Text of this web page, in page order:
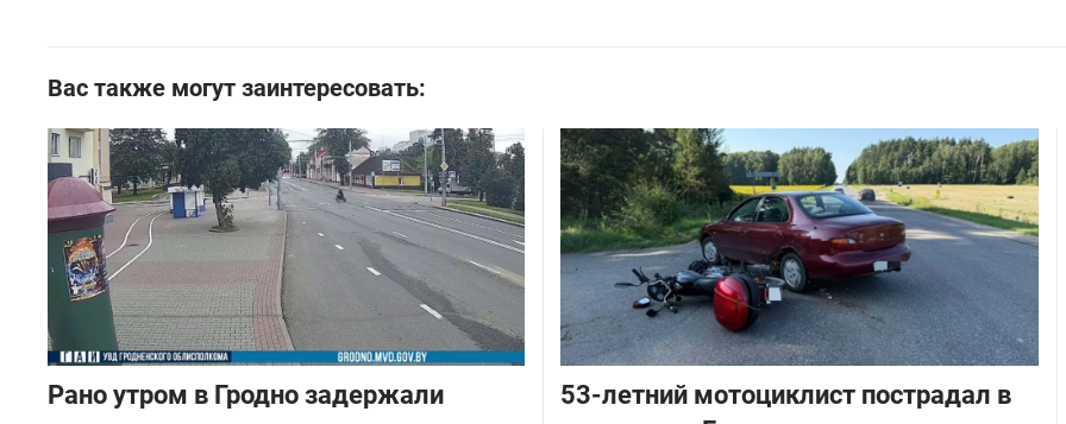
Вас также могут заинтересовать:
Рано утром в Гродно задержали
53-летний мотоциклист пострадал в